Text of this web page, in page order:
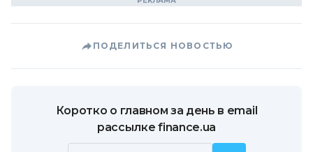
ПОДЕЛИТЬСЯ НОВОСТЬЮ
Коротко о главном за день в email
рассылке finance.ua